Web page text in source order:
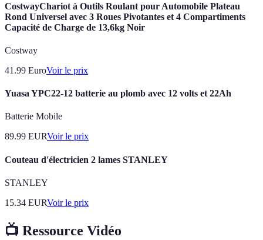
CostwayChariot à Outils Roulant pour Automobile Plateau
Rond Universel avec 3 Roues Pivotantes et 4 Compartiments
Capacité de Charge de 13,6kg Noir
Costway
41.99 EuroVoir le prix
Yuasa YPC22-12 batterie au plomb avec 12 volts et 22Ah
Batterie Mobile
89.99 EURVoir le prix
Couteau d'électricien 2 lames STANLEY
STANLEY
15.34 EURVoir le prix
📺 Ressource Vidéo